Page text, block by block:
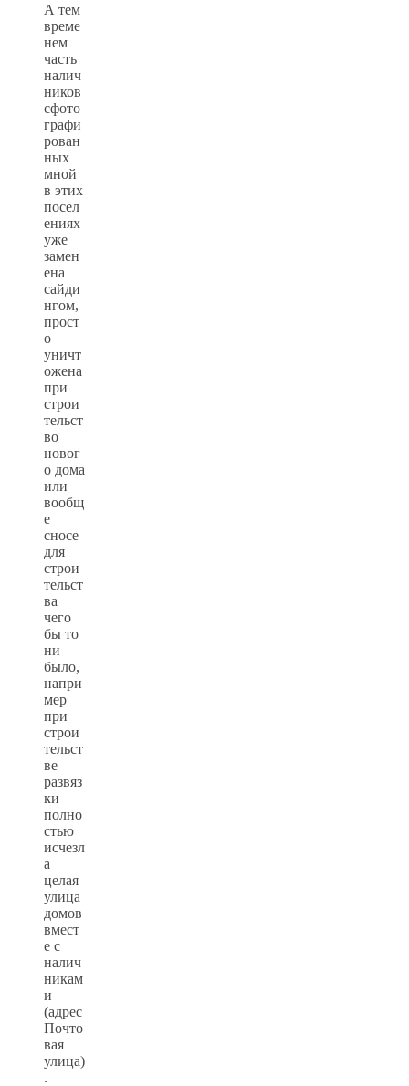
А тем
време
нем
часть
налич
ников
сфото
графи
рован
ных
мной
в этих
посел
ениях
уже
замен
ена
сайди
нгом,
прост
о
уничт
ожена
при
строи
тельст
во
новог
о дома
или
вообщ
е
сносе
для
строи
тельст
ва
чего
бы то
ни
было,
напри
мер
при
строи
тельст
ве
развяз
ки
полно
стью
исчезл
а
целая
улица
домов
вмест
е с
налич
никам
и
(адрес
Почто
вая
улица)
.